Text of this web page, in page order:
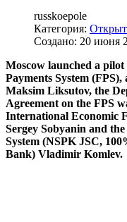
russkoepole
Категория:
Создано: 20 июня
Moscow launched a
Payments System
Maksim Liksutov, the
Agreement on the FPS
International Economic
Sergey Sobyanin and
System (NSPK JSC,
Bank) Vladimir Komlev.